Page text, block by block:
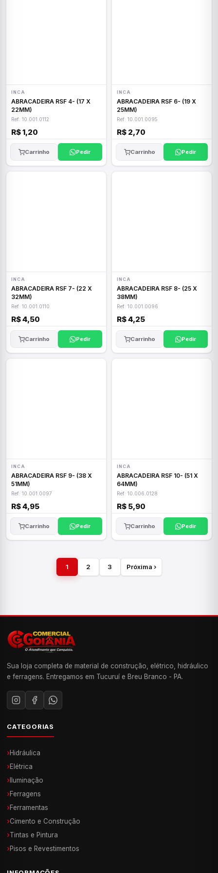
INCA
ABRACADEIRA RSF 4- (17 X
22MM)
Ref: 10.001.0112
R$ 1,20
Carrinho Pedir
INCA
ABRACADEIRA RSF 6- (19 X
25MM)
Ref: 10.001.0095
R$ 2,70
Carrinho Pedir
INCA
ABRACADEIRA RSF 7- (22 X
32MM)
Ref: 10.001.0110
R$ 4,50
Carrinho Pedir
INCA
ABRACADEIRA RSF 8- (25 X
38MM)
Ref: 10.001.0096
R$ 4,25
Carrinho Pedir
INCA
ABRACADEIRA RSF 9- (38 X
51MM)
Ref: 10.001.0097
R$ 4,95
Carrinho Pedir
INCA
ABRACADEIRA RSF 10- (51 X
64MM)
Ref: 10.006.0128
R$ 5,90
Carrinho Pedir
1 2 3 Próxima ›
Sua loja completa de material de construção, elétrico, hidráulico
e ferragens. Entregamos em Tucuruí e Breu Branco - PA.
CATEGORIAS
›Hidráulica
›Elétrica
› Iluminação
›Ferragens
›Ferramentas
›Cimento e Construção
›Tintas e Pintura
›Pisos e Revestimentos